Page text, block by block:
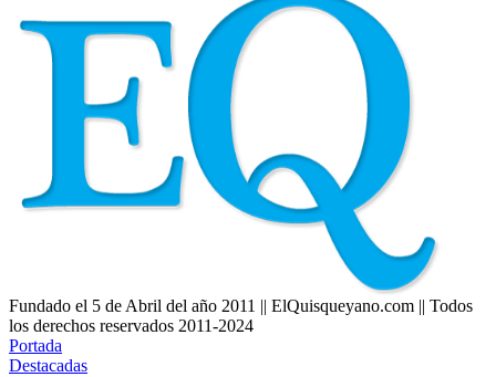
Fundado el 5 de Abril del año 2011 || ElQuisqueyano.com || Todos
los derechos reservados 2011-2024
Portada
Destacadas